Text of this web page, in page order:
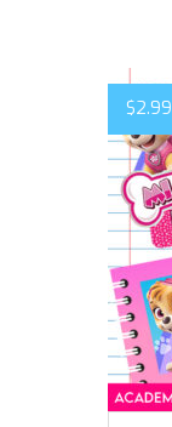
$2.99